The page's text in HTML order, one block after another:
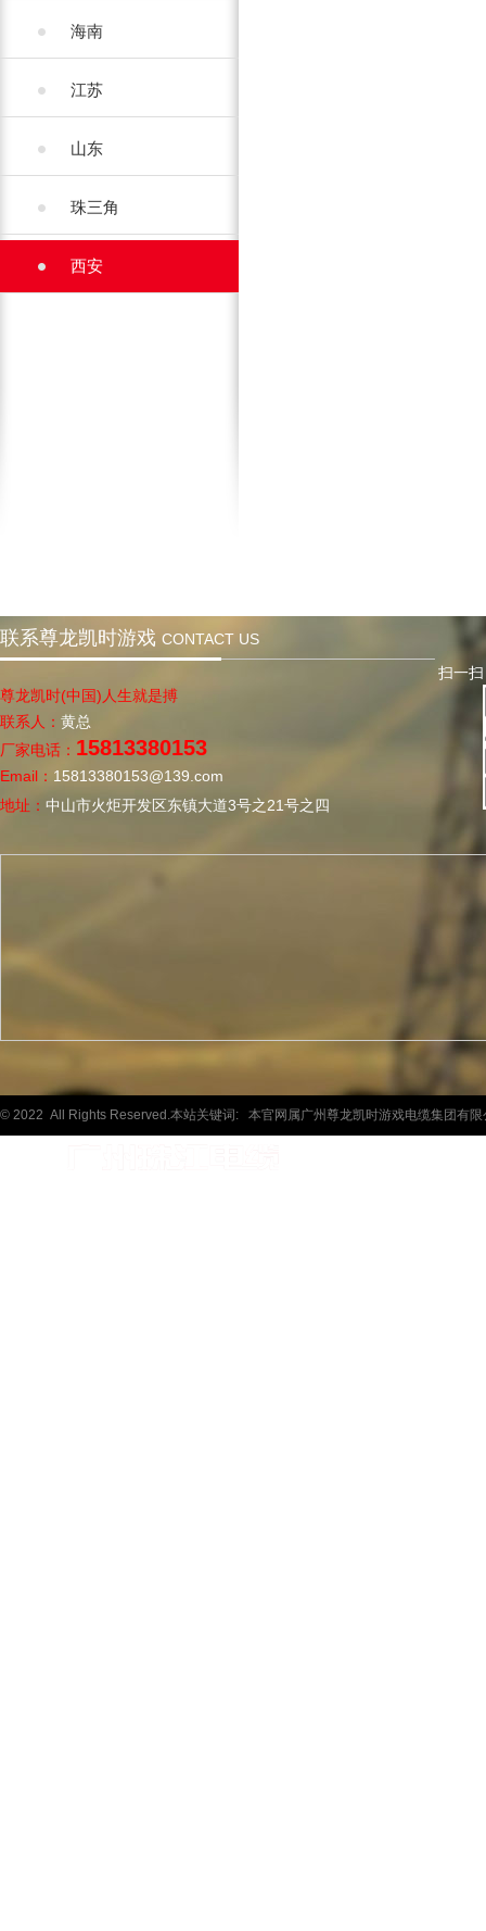
海南
江苏
山东
珠三角
西安
联系尊龙凯时游戏 CONTACT US
尊龙凯时(中国)人生就是搏
联系人： 黄总
厂家电话： 15813380153
Email： 15813380153@139.com
地址： 中山市火炬开发区东镇大道3号之21号之四
扫一扫
© 2022 All Rights Reserved.本站关键词: 本官网属广州尊龙凯时游戏电缆集团